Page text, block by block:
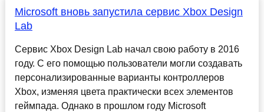
Microsoft вновь запустила сервис Xbox Design
Lab
Сервис Xbox Design Lab начал свою работу в 2016
году. С его помощью пользователи могли создавать
персонализированные варианты контроллеров
Xbox, изменяя цвета практически всех элементов
геймпада. Однако в прошлом году Microsoft